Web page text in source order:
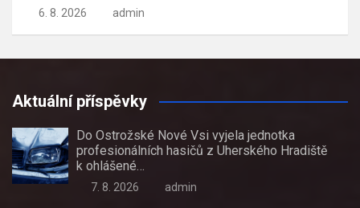
6. 8. 2026 admin
Aktuální příspěvky
Do Ostrožské Nové Vsi vyjela jednotka
profesionálních hasičů z Uherského Hradiště
k ohlášené…
7. 8. 2026 admin